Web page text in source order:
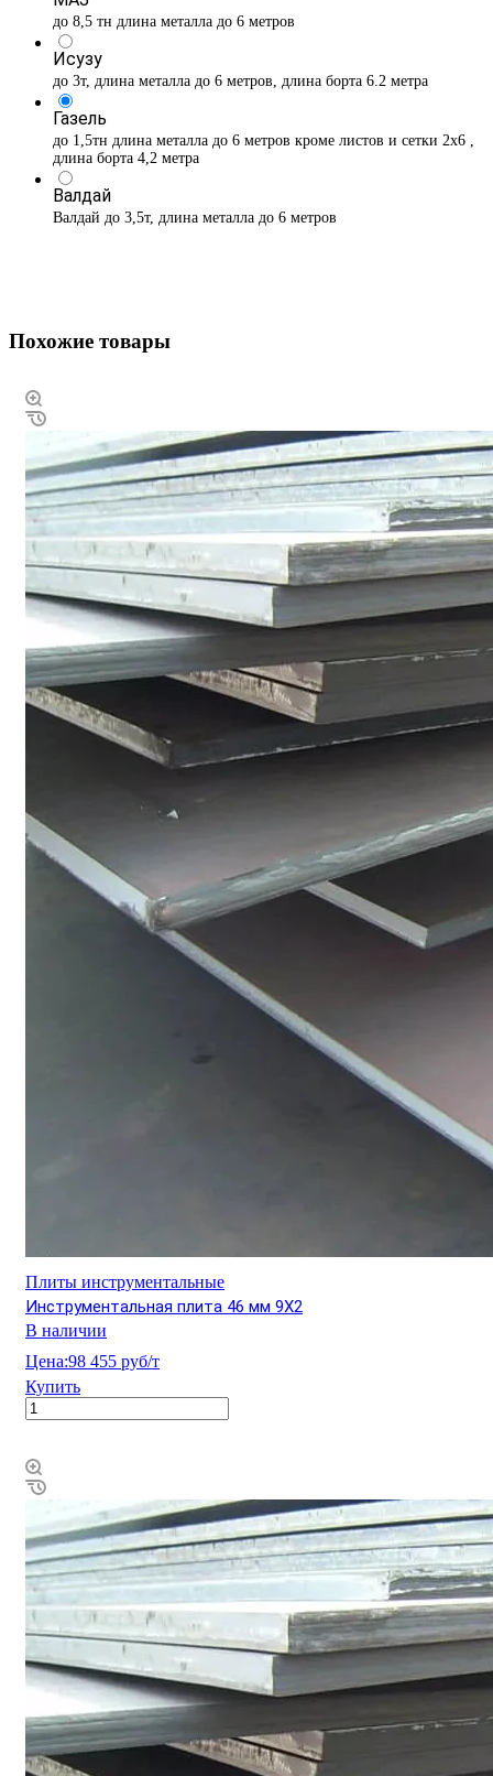
до 8,5 тн длина металла до 6 метров
Исузу
до 3т, длина металла до 6 метров, длина борта 6.2 метра
Газель
до 1,5тн длина металла до 6 метров кроме листов и сетки 2х6 ,
длина борта 4,2 метра
Валдай
Валдай до 3,5т, длина металла до 6 метров
Похожие товары
Плиты инструментальные
Инструментальная плита 46 мм 9Х2
В наличии
Цена:98 455 руб/т
Купить